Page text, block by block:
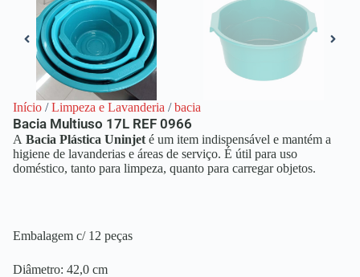
Início /Limpeza e Lavanderia /bacia
Bacia Multiuso 17L REF 0966
A Bacia Plástica Uninjet é um item indispensável e mantém a
higiene de lavanderias e áreas de serviço. É útil para uso
doméstico, tanto para limpeza, quanto para carregar objetos.
Embalagem c/ 12 peças
Diâmetro: 42,0 cm